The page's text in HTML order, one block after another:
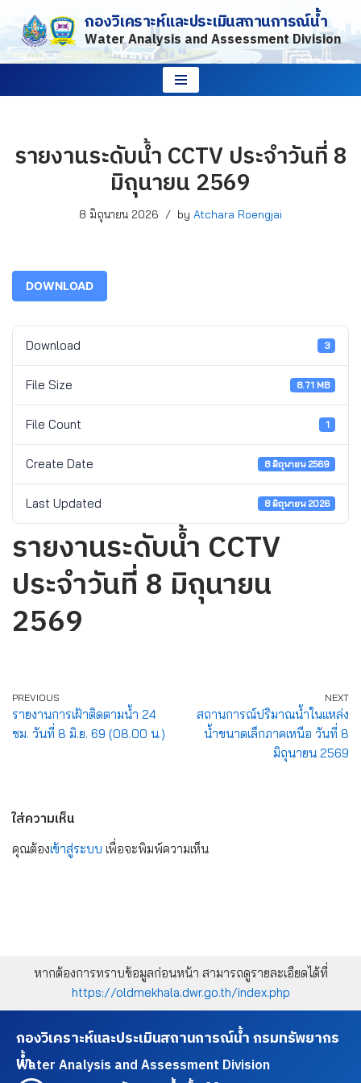
Skip
to
กองวิเคราะห์และประเมินสถานการณ์น้ำ
Water Analysis and Assessment Division
รายงานระดับน้ำ CCTV ประจำวันที่ 8
มิถุนายน 2569
8 มิถุนายน 2026 by Atchara Roengjai
DOWNLOAD
Download 3
File Size 8.71 MB
File Count 1
Create Date 8 มิถุนายน 2569
Last Updated 8 มิถุนายน 2026
รายงานระดับน้ำ CCTV
ประจำวันที่ 8 มิถุนายน
2569
PREVIOUS
รายงานการเฝ้าติดตามน้ำ 24
ชม. วันที่ 8 มิ.ย. 69 (08.00 น.)
NEXT
สถานการณ์ปริมาณน้ำในแหล่ง
น้ำขนาดเล็กภาคเหนือ วันที่ 8
มิถุนายน 2569
ใส่ความเห็น
คุณต้องเข้าสู่ระบบ เพื่อจะพิมพ์ความเห็น
หากต้องการทราบข้อมูลก่อนหน้า สามารถดูรายละเอียดได้ที่
https://oldmekhala.dwr.go.th/index.php
กองวิเคราะห์และประเมินสถานการณ์น้ำ กรมทรัพยากร
น้ำ
Water Analysis and Assessment Division